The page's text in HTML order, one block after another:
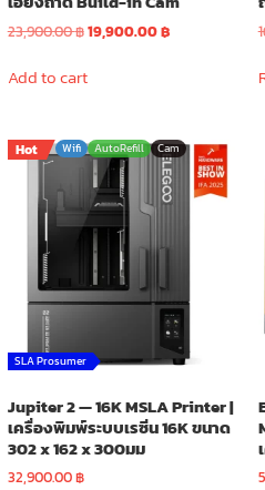
23,900.00฿Original
was:
19,900.00฿Current
Add to cart
Hot Wifi AutoRefill Cam
SLA Prosumer
Jupiter 2 — 16K MSLA Printer |
เครื่องพิมพ์ระบบเรซิ่น 16K ขนาด
302 x 162 x 300มม
32,900.00฿